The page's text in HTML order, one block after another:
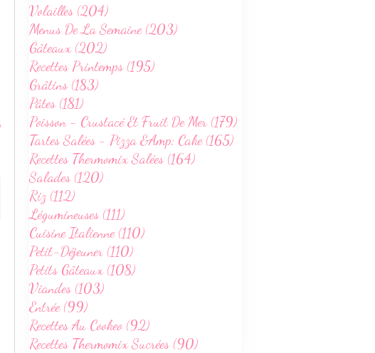
Volailles (204)
Menus De La Semaine (203)
Gâteaux (202)
Recettes Printemps (195)
Grâtins (183)
Pâtes (181)
Poisson - Crustacé Et Fruit De Mer (179)
Tartes Salées - Pizza &Amp; Cake (165)
Recettes Thermomix Salées (164)
Salades (120)
Riz (112)
Légumineuses (111)
Cuisine Italienne (110)
Petit-Déjeuner (110)
Petits Gâteaux (108)
Viandes (103)
Entrée (99)
Recettes Au Cookeo (92)
Recettes Thermomix Sucrées (90)